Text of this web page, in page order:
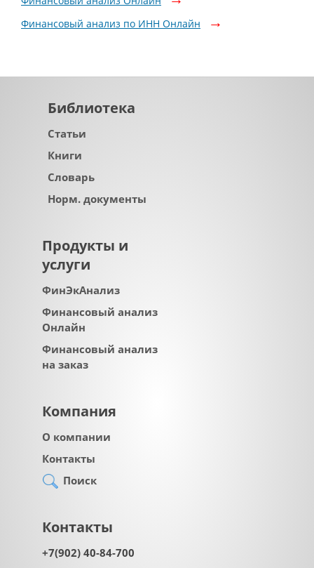
Финансовый анализ по ИНН Онлайн
Библиотека
Статьи
Книги
Словарь
Норм. документы
Продукты и
услуги
ФинЭкАнализ
Финансовый анализ
Онлайн
Финансовый анализ
на заказ
Компания
О компании
Контакты
Поиск
Контакты
+7(902) 40-84-700